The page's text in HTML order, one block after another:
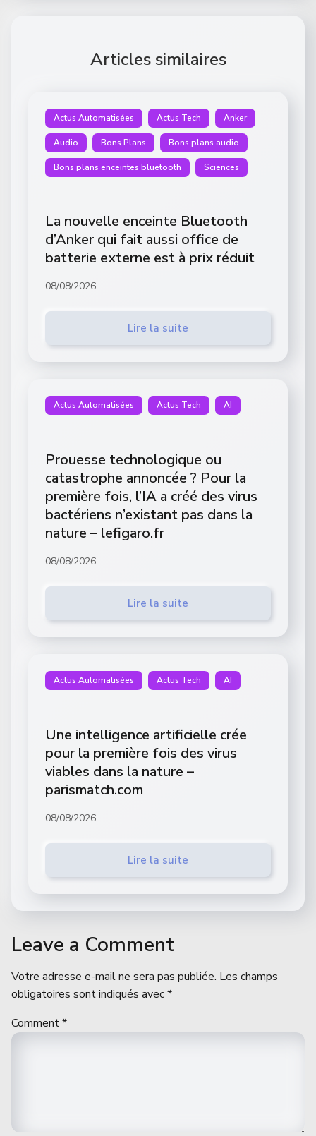
Articles similaires
Actus Automatisées Actus Tech Anker
Audio Bons Plans Bons plans audio
Bons plans enceintes bluetooth Sciences
La nouvelle enceinte Bluetooth
d’Anker qui fait aussi office de
batterie externe est à prix réduit
08/08/2026
Lire la suite
Actus Automatisées Actus Tech AI
Prouesse technologique ou
catastrophe annoncée ? Pour la
première fois, l’IA a créé des virus
bactériens n’existant pas dans la
nature – lefigaro.fr
08/08/2026
Lire la suite
Actus Automatisées Actus Tech AI
Une intelligence artificielle crée
pour la première fois des virus
viables dans la nature –
parismatch.com
08/08/2026
Lire la suite
Leave a Comment
Votre adresse e-mail ne sera pas publiée. Les champs
obligatoires sont indiqués avec*
Comment*